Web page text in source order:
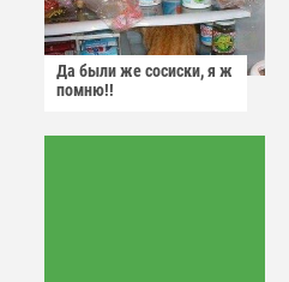
Да были же сосиски, я ж
помню!!